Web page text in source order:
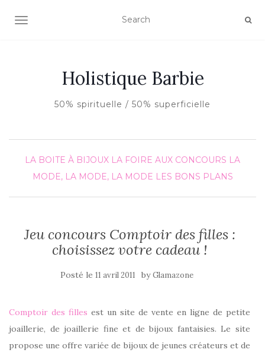
AFFICHER/MASQUER LA NAVIGATION
Holistique Barbie
50% spirituelle / 50% superficielle
LA BOITE À BIJOUX LA FOIRE AUX CONCOURS LA
MODE, LA MODE, LA MODE LES BONS PLANS
Jeu concours Comptoir des filles :
choisissez votre cadeau !
Posté le 11 avril 2011 byGlamazone
Comptoir des filles est un site de vente en ligne de petite
joaillerie, de joaillerie fine et de bijoux fantaisies. Le site
propose une offre variée de bijoux de jeunes créateurs et de